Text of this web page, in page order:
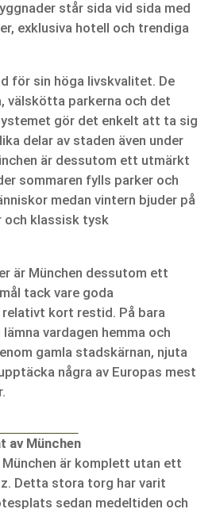
står sida vid sida med
exklusiva hotell och trendiga
för sin höga livskvalitet. De
välskötta parkerna och det
gör det enkelt att ta sig
delar av staden även under
är dessutom ett utmärkt
sommaren fylls parker och
medan vintern bjuder på
och klassisk tysk
är München dessutom ett
tack vare goda
kort restid. På bara
vardagen hemma och
gamla stadskärnan, njuta
några av Europas mest
av München
München är komplett utan ett
Detta stora torg har varit
sedan medeltiden och